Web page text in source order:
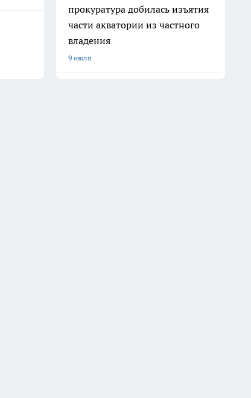
прокуратура добилась изъятия
части акватории из частного
владения
9 июля